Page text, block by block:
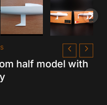
half model with